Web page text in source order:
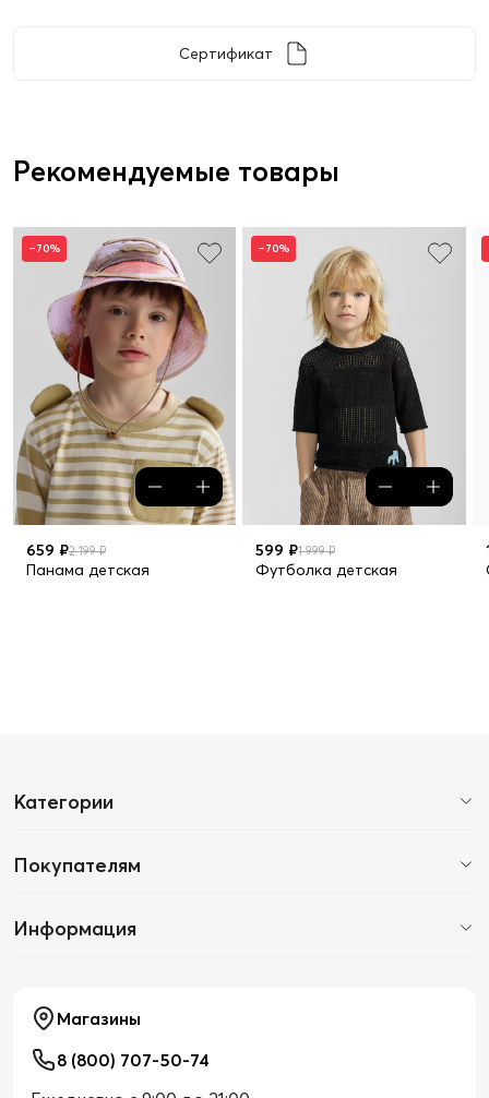
Сертификат
Рекомендуемые товары
–70%
659 ₽2 199 ₽
Панама детская
–70%
599 ₽1 999 ₽
Футболка детская
Категории
Покупателям
Информация
Магазины
8 (800) 707-50-74